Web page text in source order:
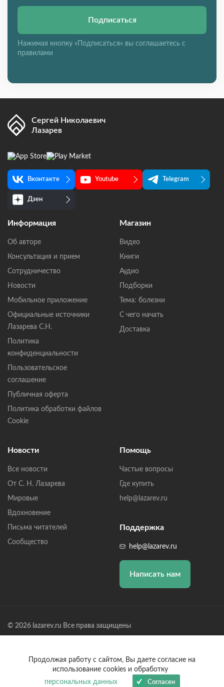
Подписаться
Нажимая кнопку «Подписаться» вы соглашаетесь с
правилами
Сергей Николаевич
Лазарев
Вконтакте Youtube Telegram
Дзен
Информация
Об авторе
Консультация и прием
Сотрудничество
Новости
Мобильное приложение
Официальные источники
Лазарева С.Н.
Политика
конфиденциальности
Пользовательское
соглашение
Публичная оферта
Политика обработки файлов
Cookie
Магазин
Видео
Книги
Аудио
Подборки
Тема: болезни
С чего начать
Доставка
Новости
Все новости
От С. Н. Лазарева
Мировые
Вдохновение
Письма читателей
Сообщество
Помощь
Частые вопросы
Где купить
help@lazarev.ru
Поддержка
help@lazarev.ru
Написать нам
© 2026 lazarev.ru Все права защищены
Банк: ОАО "АЛЬФА-БАНК" БИК: 044525593, К/С:
30101810200000000593
Продолжая работу с сайтом, Вы даете согласие на
использование cookies и обработку
персональных данных
Согласен